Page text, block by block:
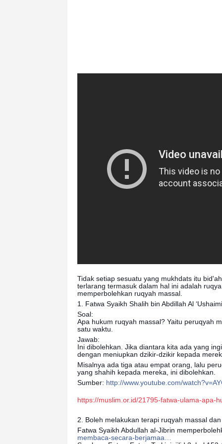
Tidak setiap sesuatu yang mukhdats itu
terlarang termasuk dalam hal ini adalah
memperbolehkan ruqyah massal.
1. Fatwa Syaikh Shalih bin Abdillah Al ‘Ushaimi
Soal:
Apa hukum ruqyah massal? Yaitu peruqyah
satu waktu.
Jawab:
Ini dibolehkan. Jika diantara kita ada yang
dengan meniupkan dzikir-dzikir kepada
Misalnya ada tiga atau empat orang, lalu
yang shahih kepada mereka, ini dibolehkan.
Sumber: http://www.youtube.com/
https://muslim.or.id/21795-fatwa-ulama-apa-
2. Boleh melakukan terapi ruqyah massal
Fatwa Syaikh Abdullah al-Jibrin
membaca-secara-berjamaa…